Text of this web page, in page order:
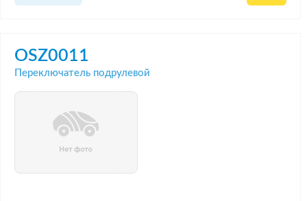
OSZ0011
Переключатель подрулевой